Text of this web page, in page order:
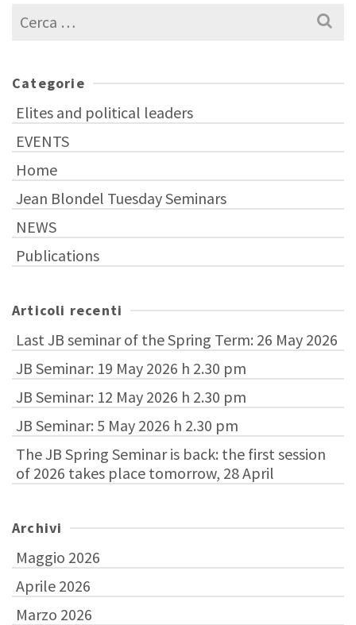
Cerca
per:
Categorie
Elites and political leaders
EVENTS
Home
Jean Blondel Tuesday Seminars
NEWS
Publications
Articoli recenti
Last JB seminar of the Spring Term: 26 May 2026
JB Seminar: 19 May 2026 h 2.30 pm
JB Seminar: 12 May 2026 h 2.30 pm
JB Seminar: 5 May 2026 h 2.30 pm
The JB Spring Seminar is back: the first session
of 2026 takes place tomorrow, 28 April
Archivi
Maggio 2026
Aprile 2026
Marzo 2026